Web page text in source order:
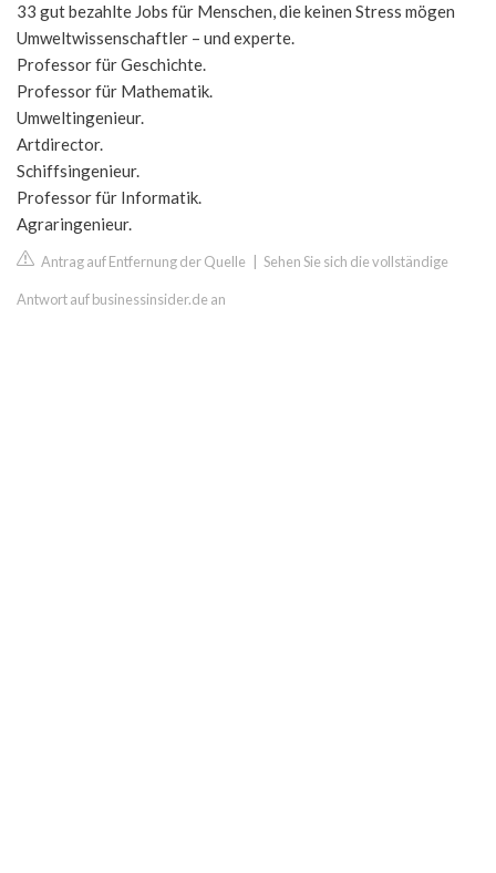
33 gut bezahlte Jobs für Menschen, die keinen Stress mögen
Umweltwissenschaftler – und experte.
Professor für Geschichte.
Professor für Mathematik.
Umweltingenieur.
Artdirector.
Schiffsingenieur.
Professor für Informatik.
Agraringenieur.
Antrag auf Entfernung der Quelle Sehen Sie sich die vollständige
Antwort auf businessinsider.de an